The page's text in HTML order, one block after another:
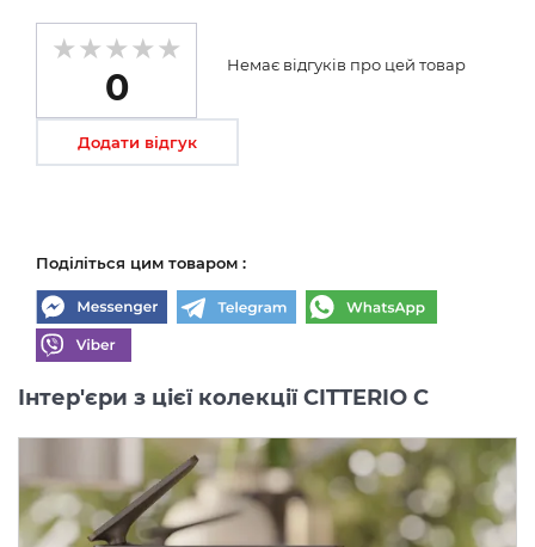
0
Немає відгуків про цей товар
Додати відгук
Поділіться цим товаром :
Інтер'єри з цієї колекції CITTERIO C